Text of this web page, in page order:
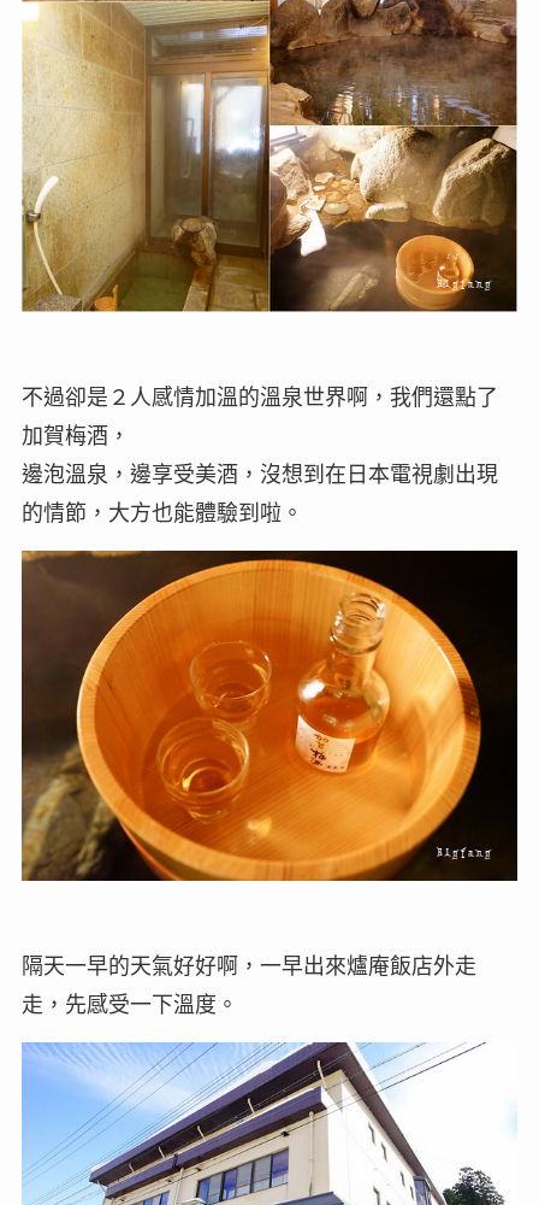
不過卻是２人感情加溫的溫泉世界啊，我們還點了
加賀梅酒，
邊泡溫泉，邊享受美酒，沒想到在日本電視劇出現
的情節，大方也能體驗到啦。
隔天一早的天氣好好啊，一早出來爐庵飯店外走
走，先感受一下溫度。